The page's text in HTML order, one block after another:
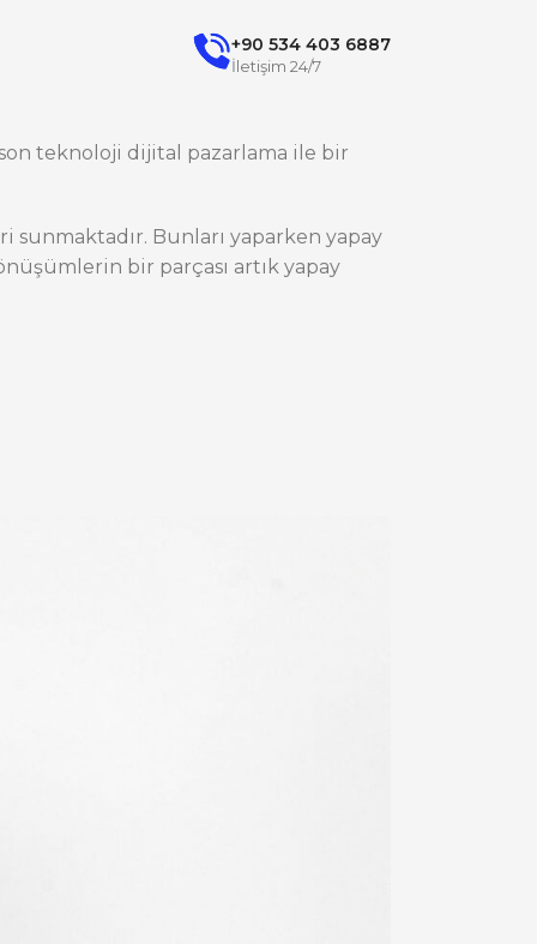
+90 534 403 6887
İletişim 24/7
teknoloji dijital pazarlama ile bir
Bunları yaparken yapay
bir parçası artık yapay